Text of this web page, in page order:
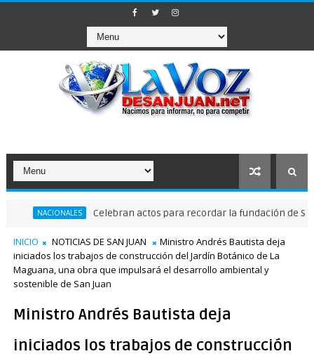
Celebran actos para recordar la fundación de Santo
INICIO NOTICIAS DE SAN JUAN
Ministro Andrés Bautista deja
iniciados los trabajos de construcción del Jardín Botánico de La
Maguana, una obra que impulsará el desarrollo ambiental y
sostenible de San Juan
Ministro Andrés Bautista deja
iniciados los trabajos de construcción